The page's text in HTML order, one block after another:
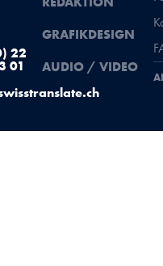
22
01
GRAFIKDESIGN
AUDIO / VIDEO